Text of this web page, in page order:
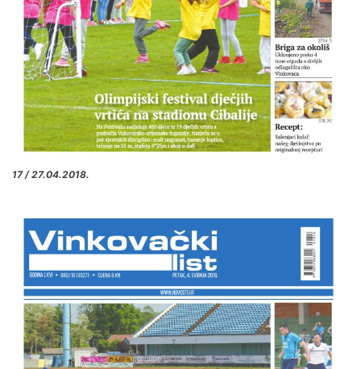
17 / 27.04.2018.